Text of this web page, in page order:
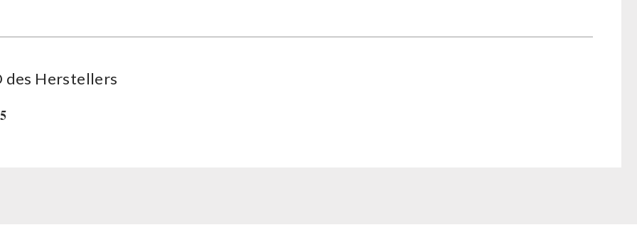
des Her­stel­lers